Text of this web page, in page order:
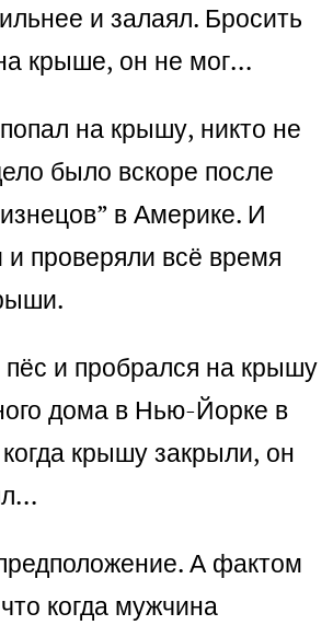
и залаял. Бросить
крыше, он не мог…
на крышу, никто не
было вскоре после
в Америке. И
и проверяли всё время
и пробрался на крышу
дома в Нью-Йорке в
крышу закрыли, он
А фактом
когда мужчина